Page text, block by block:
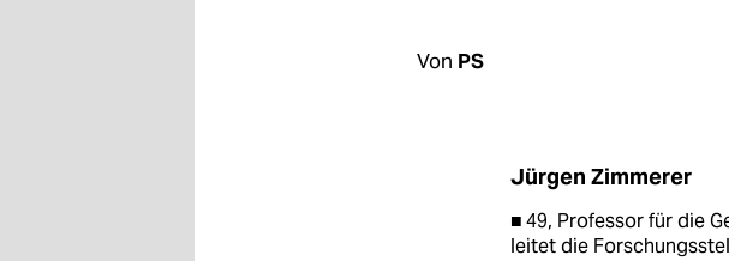
Von PS
Jürgen Zimmerer
■ 49, Professor für die
leitet die